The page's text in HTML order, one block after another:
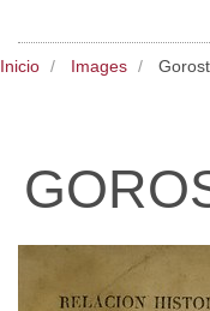
Inicio Images